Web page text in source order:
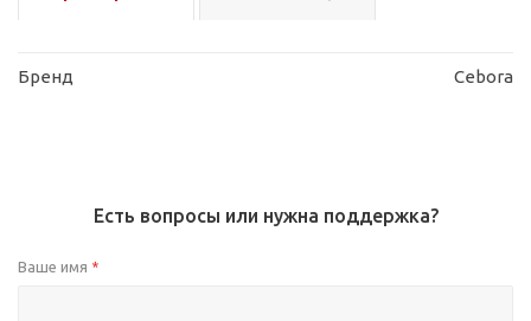
Бренд Cebora
Есть вопросы или нужна поддержка?
Ваше имя *